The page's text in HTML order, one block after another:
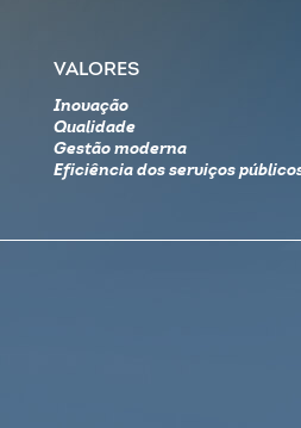
VALORES
Inovação
Qualidade
Gestão moderna
Eficiência dos serviços